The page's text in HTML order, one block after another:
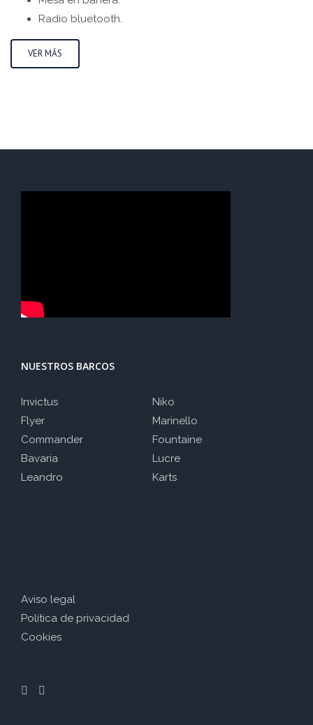
Radio bluetooth.
VER MÁS
NUESTROS BARCOS
Invictus
Flyer
Commander
Bavaria
Leandro
Niko
Marinello
Fountaine
Lucre
Karts
Aviso legal
Política de privacidad
Cookies